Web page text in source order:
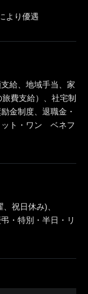
より優遇
給、地域手当、家
費支給）、社宅制
金制度、退職金・
ット・ワン ベネフ
祝日休み)、
・特別・半日・リ